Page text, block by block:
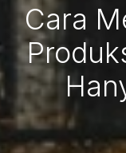
Cara